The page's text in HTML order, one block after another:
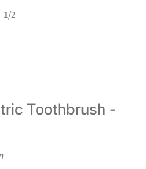
1/2
Toothbrush -